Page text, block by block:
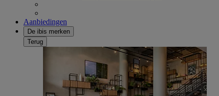
Aanbiedingen
De ibis merken
Terug